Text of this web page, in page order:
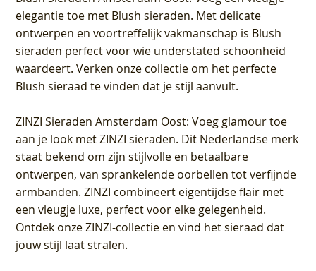
elegantie toe met Blush sieraden. Met delicate
ontwerpen en voortreffelijk vakmanschap is Blush
sieraden perfect voor wie understated schoonheid
waardeert. Verken onze collectie om het perfecte
Blush sieraad te vinden dat je stijl aanvult.
ZINZI Sieraden Amsterdam Oost: Voeg glamour toe
aan je look met ZINZI sieraden. Dit Nederlandse merk
staat bekend om zijn stijlvolle en betaalbare
ontwerpen, van sprankelende oorbellen tot verfijnde
armbanden. ZINZI combineert eigentijdse flair met
een vleugje luxe, perfect voor elke gelegenheid.
Ontdek onze ZINZI-collectie en vind het sieraad dat
jouw stijl laat stralen.